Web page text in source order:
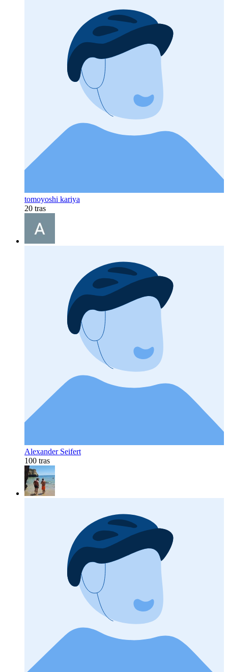
tomoyoshi kariya
20 tras
Alexander Seifert
100 tras